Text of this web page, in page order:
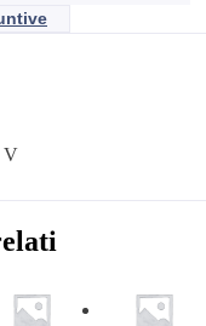
V